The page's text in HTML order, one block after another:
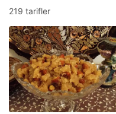
219 tarifler